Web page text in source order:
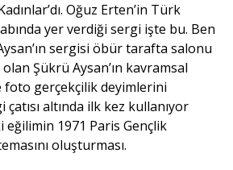
Oğuz Erten’in Türk
yer verdiği sergi işte bu. Ben
sergisi öbür tarafta salonu
olan Şükrü Aysan’ın kavramsal
foto gerçekçilik deyimlerini
altında ilk kez kullanıyor
eğilimin 1971 Paris Gençlik
oluşturması.